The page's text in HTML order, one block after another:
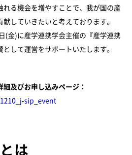
れる機会を増やすことで、我が国の産
していきたいと考えております。
(金)に産学連携学会主催の『産学連携
して運営をサポートいたします。
及びお申し込みページ：
sip_event
は